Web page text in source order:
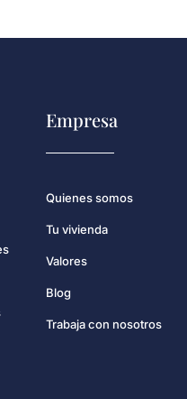
Empresa
Quienes somos
Tu vivienda
Valores
Blog
Trabaja con nosotros